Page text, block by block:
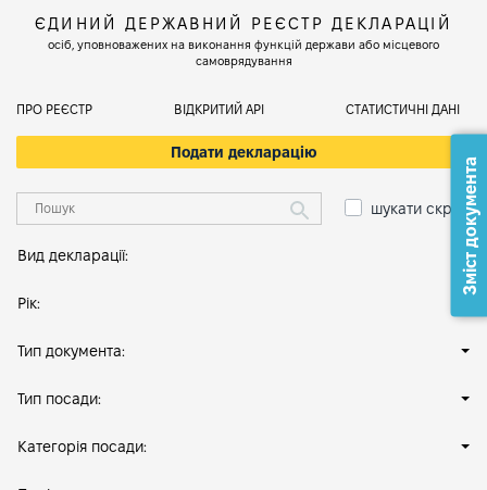
ЄДИНИЙ ДЕРЖАВНИЙ РЕЄСТР ДЕКЛАРАЦІЙ
осіб, уповноважених на виконання функцій держави або місцевого
самоврядування
ПРО РЕЄСТР ВІДКРИТИЙ АРІ СТАТИСТИЧНІ ДАНІ
Подати декларацію
шукати скрізь
Вид декларації:
Рік:
Тип документа:
Тип посади:
Категорія посади:
Зміст документа